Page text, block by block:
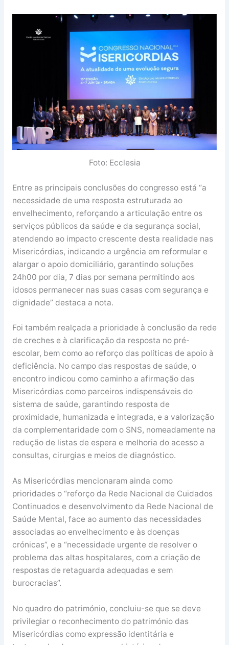
Foto: Ecclesia
Entre as principais conclusões do congresso está “a
necessidade de uma resposta estruturada ao
envelhecimento, reforçando a articulação entre os
serviços públicos da saúde e da segurança social,
atendendo ao impacto crescente desta realidade nas
Misericórdias, indicando a urgência em reformular e
alargar o apoio domiciliário, garantindo soluções
24h00 por dia, 7 dias por semana permitindo aos
idosos permanecer nas suas casas com segurança e
dignidade” destaca a nota.
Foi também realçada a prioridade à conclusão da rede
de creches e à clarificação da resposta no pré-
escolar, bem como ao reforço das políticas de apoio à
deficiência. No campo das respostas de saúde, o
encontro indicou como caminho a afirmação das
Misericórdias como parceiros indispensáveis do
sistema de saúde, garantindo resposta de
proximidade, humanizada e integrada, e a valorização
da complementaridade com o SNS, nomeadamente na
redução de listas de espera e melhoria do acesso a
consultas, cirurgias e meios de diagnóstico.
As Misericórdias mencionaram ainda como
prioridades o “reforço da Rede Nacional de Cuidados
Continuados e desenvolvimento da Rede Nacional de
Saúde Mental, face ao aumento das necessidades
associadas ao envelhecimento e às doenças
crónicas”, e a “necessidade urgente de resolver o
problema das altas hospitalares, com a criação de
respostas de retaguarda adequadas e sem
burocracias”.
No quadro do património, concluiu-se que se deve
privilegiar o reconhecimento do património das
Misericórdias como expressão identitária e